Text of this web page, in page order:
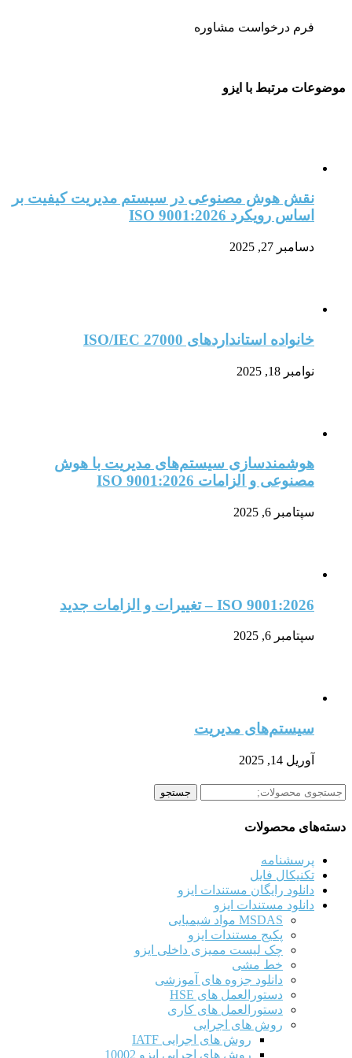
فرم درخواست مشاوره
موضوعات مرتبط با ایزو
نقش هوش مصنوعی در سیستم مدیریت کیفیت بر
اساس رویکرد ISO 9001:2026
دسامبر 27, 2025
خانواده استانداردهای ISO/IEC 27000
نوامبر 18, 2025
هوشمندسازی سیستم‌های مدیریت با هوش
مصنوعی و الزامات ISO 9001:2026
سپتامبر 6, 2025
ISO 9001:2026 – تغییرات و الزامات جدید
سپتامبر 6, 2025
سیستم‌های مدیریت
آوریل 14, 2025
جستجو
جستجو
دسته‌های محصولات
پرسشنامه
تکنیکال فایل
دانلود رایگان مستندات ایزو
دانلود مستندات ایزو
MSDAS مواد شیمیایی
پکیج مستندات ایزو
چک لیست ممیزی داخلی ایزو
خط مشی
دانلود جزوه های آموزشی
دستورالعمل های HSE
دستورالعمل های کاری
روش های اجرایی
روش های اجرایی IATF
روش های اجرایی ایزو 10002